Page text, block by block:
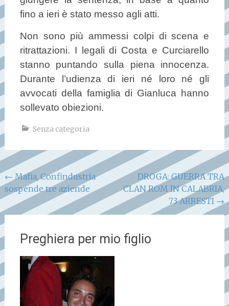
fino a ieri è stato messo agli atti.
Non sono più ammessi colpi di scena e
ritrattazioni. I legali di Costa e Curciarello
stanno puntando sulla piena innocenza.
Durante l’udienza di ieri né loro né gli
avvocati della famiglia di Gianluca hanno
sollevato obiezioni.
Senza categoria
Navigazione
articoli
← Mafia, Confindustria
sospende tre aziende
DROGA: GUERRA TRA
CLAN ROM IN CALABRIA,
73 ARRESTI →
Preghiera per mio figlio